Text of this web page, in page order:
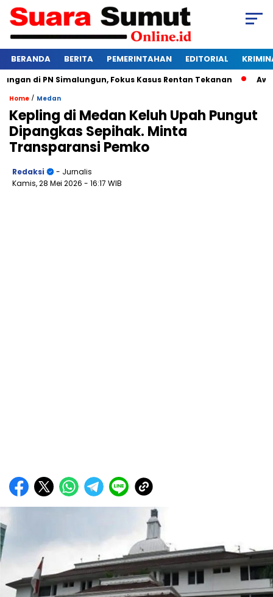
BERANDA BERITA PEMERINTAHAN EDITORIAL
di PN Simalungun, Fokus Kasus Rentan Tekanan Awas
Home / Medan
Kepling di Medan Keluh Upah Pungut
Dipangkas Sepihak. Minta
Transparansi Pemko
Redaksi
- Jurnalis
Kamis, 28 Mei 2026 - 16:17 WIB